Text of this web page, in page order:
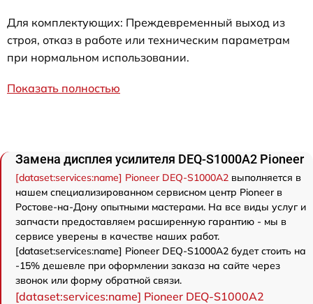
Для комплектующих: Преждевременный выход из
строя, отказ в работе или техническим параметрам
при нормальном использовании.
Показать полностью
Замена дисплея усилителя DEQ-S1000A2 Pioneer
[dataset:services:name] Pioneer DEQ-S1000A2 выполняется в
нашем специализированном сервисном центр Pioneer в
Ростове-на-Дону опытными мастерами. На все виды услуг и
запчасти предоставляем расширенную гарантию - мы в
сервисе уверены в качестве наших работ.
[dataset:services:name] Pioneer DEQ-S1000A2 будет стоить на
-15% дешевле при оформлении заказа на сайте через
звонок или форму обратной связи.
[dataset:services:name] Pioneer DEQ-S1000A2